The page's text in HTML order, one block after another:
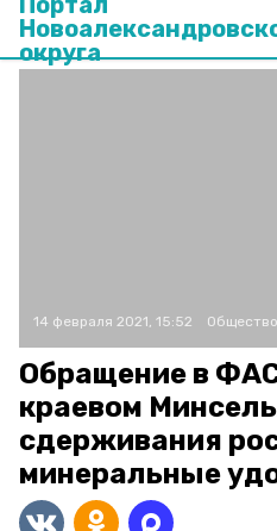
округа
14 февраля 2021, 15:52 Общество
Обращение в
краевом
сдерживания
минеральные